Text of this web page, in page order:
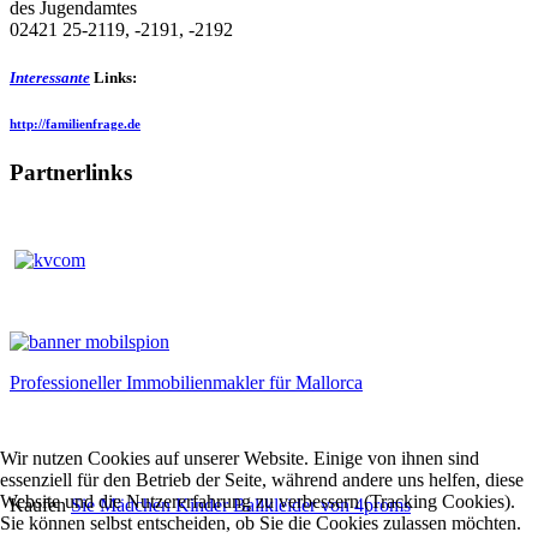
des Jugendamtes
02421 25-2119, -2191, -2192
Interessante Links:
http://familienfrage.de
Partnerlinks
Professioneller Immobilienmakler für Mallorca
KaufenSie Mädchen Kinder Ballkleider von 4proms
Wir nutzen Cookies auf unserer Website. Einige von ihnen sind
essenziell für den Betrieb der Seite, während andere uns helfen, diese
Website und die Nutzererfahrung zu verbessern (Tracking Cookies).
Sie können selbst entscheiden, ob Sie die Cookies zulassen möchten.